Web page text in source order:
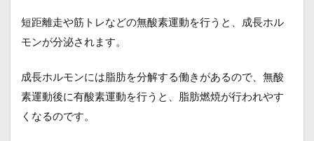
短距離走や筋トレなどの無酸素運動を行うと、成長ホル
モンが分泌されます。
成長ホルモンには脂肪を分解する働きがあるので、無酸
素運動後に有酸素運動を行うと、脂肪燃焼が行われやす
くなるのです。